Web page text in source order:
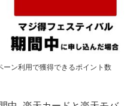
ン利用で獲得できるポイント数